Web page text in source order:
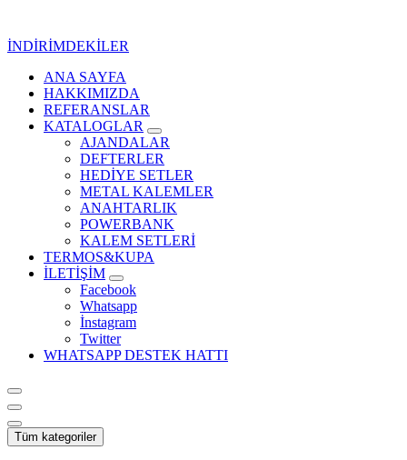
İNDİRİMDEKİLER
Kurumsal Promosyon-Hediyelik
ANA SAYFA
HAKKIMIZDA
REFERANSLAR
KATALOGLAR
AJANDALAR
DEFTERLER
HEDİYE SETLER
METAL KALEMLER
ANAHTARLIK
POWERBANK
KALEM SETLERİ
TERMOS&KUPA
İLETİŞİM
Facebook
Whatsapp
İnstagram
Twitter
WHATSAPP DESTEK HATTI
Tüm kategoriler